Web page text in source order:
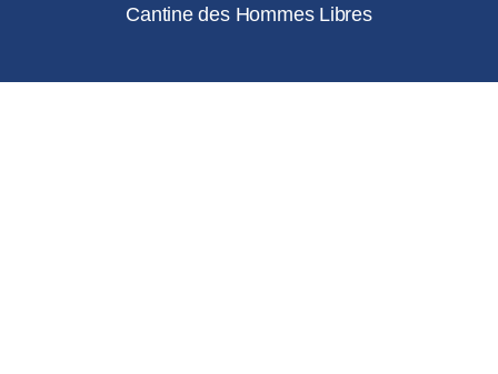
Cantine des Hommes Libres